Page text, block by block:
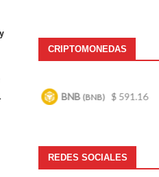
CRIPTOMONEDAS
$ 591.16 USDC(USDC)
REDES SOCIALES